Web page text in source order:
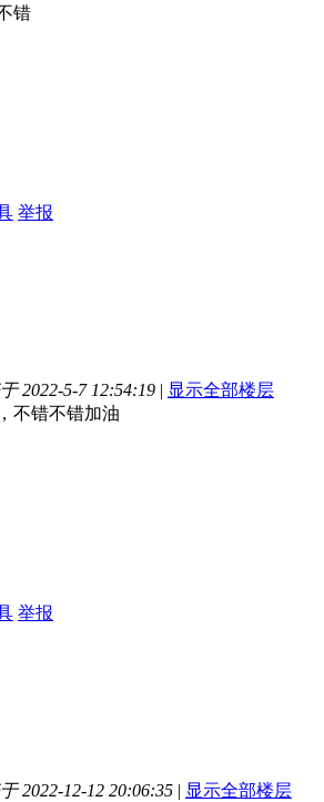
错
举报
2022-5-7 12:54:19 | 显示全部楼层
不错不错加油
举报
2022-12-12 20:06:35 | 显示全部楼层